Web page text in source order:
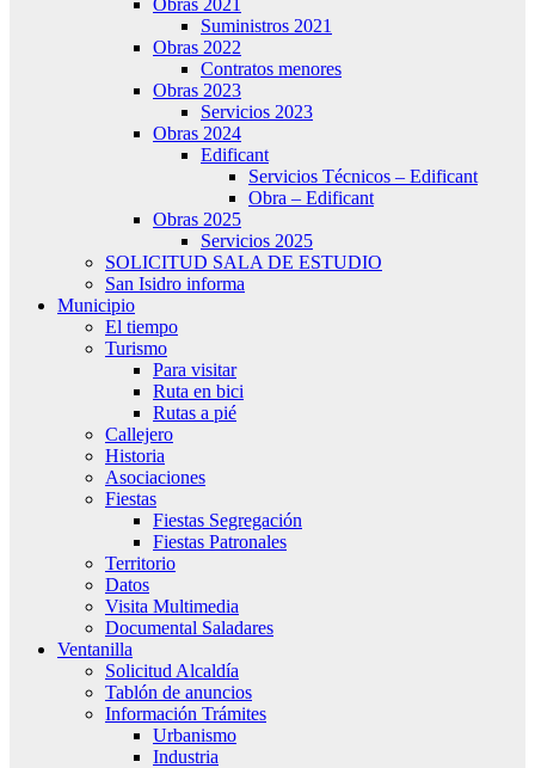
Obras 2021
Suministros 2021
Obras 2022
Contratos menores
Obras 2023
Servicios 2023
Obras 2024
Edificant
Servicios Técnicos – Edificant
Obra – Edificant
Obras 2025
Servicios 2025
SOLICITUD SALA DE ESTUDIO
San Isidro informa
Municipio
El tiempo
Turismo
Para visitar
Ruta en bici
Rutas a pié
Callejero
Historia
Asociaciones
Fiestas
Fiestas Segregación
Fiestas Patronales
Territorio
Datos
Visita Multimedia
Documental Saladares
Ventanilla
Solicitud Alcaldía
Tablón de anuncios
Información Trámites
Urbanismo
Industria